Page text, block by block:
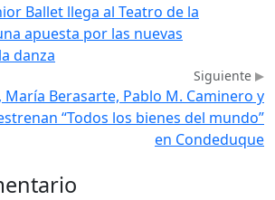
Ballet llega al Teatro de la
apuesta por las nuevas
danza
Siguiente
Berasarte, Pablo M. Caminero y
“Todos los bienes del mundo”
en Condeduque